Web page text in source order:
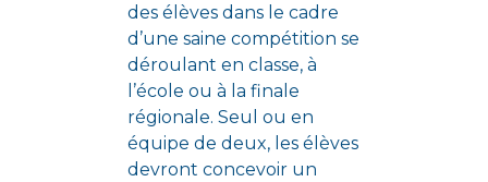
des élèves dans le cadre
d’une saine compétition se
déroulant en classe, à
l’école ou à la finale
régionale. Seul ou en
équipe de deux, les élèves
devront concevoir un